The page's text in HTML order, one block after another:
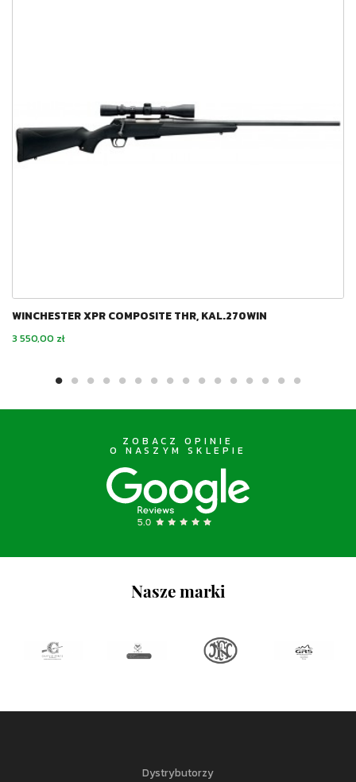
WINCHESTER XPR COMPOSITE THR, KAL.270WIN
Cena
3 550,00 zł
ZOBACZ OPINIE
O NASZYM SKLEPIE
Nasze marki
Dystrybutorzy